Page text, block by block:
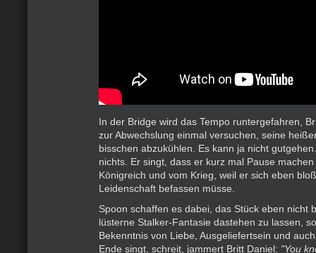
In der Bridge wird das Tempo runtergefahren,
zur Abwechslung einmal versuchen, seine
bisschen abzukühlen. Es kann ja nicht
nichts. Er singt, dass er kurz mal Pause
Königreich und vom Krieg, weil er sich eben
Leidenschaft befassen müsse.
Spoon schaffen es dabei, das Stück eben nicht
lüsterne Stalker-Fantasie dastehen zu lassen,
Bekenntnis von Liebe, Ausgeliefertsein und
Ende singt, schreit, jammert Britt Daniel: "You